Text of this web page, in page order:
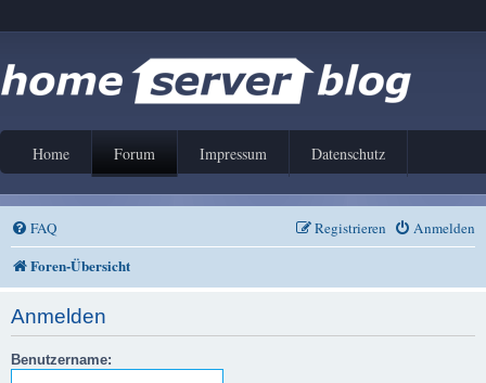
Home Forum Impressum Datenschutz
FAQ Anmelden
Registrieren
Foren-Übersicht
Anmelden
Benutzername: